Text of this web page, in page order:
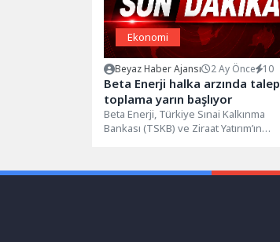
Ekonomi
Beyaz Haber Ajansı 2 Ay Önce 10
Beta Enerji halka arzında talep
toplama yarın başlıyor
Beta Enerji, Türkiye Sınai Kalkınma
Bankası (TSKB) ve Ziraat Yatırım’ın